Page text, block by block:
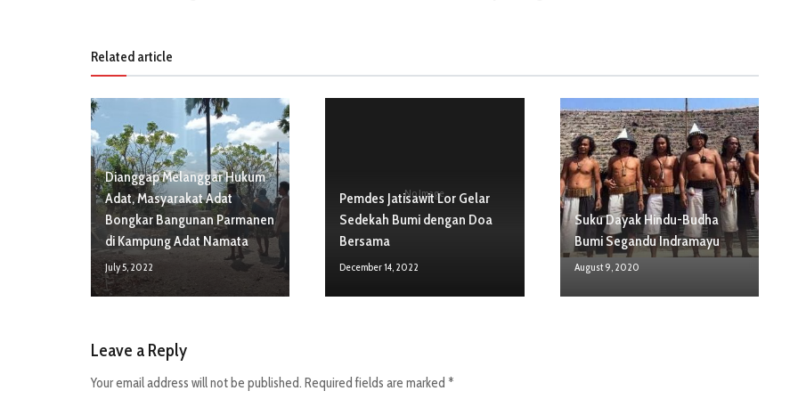
Related article
Dianggap Melanggar Hukum
Adat, Masyarakat Adat
Bongkar Bangunan Parmanen
di Kampung Adat Namata
July 5, 2022
No Image
Pemdes Jatisawit Lor Gelar
Sedekah Bumi dengan Doa
Bersama
December 14, 2022
Suku Dayak Hindu-Budha
Bumi Segandu Indramayu
August 9, 2020
Leave a Reply
Your email address will not be published. Required fields are marked *